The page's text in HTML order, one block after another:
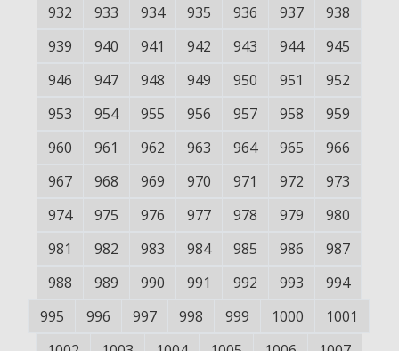
932
933 934 935 936 937
938
939
940 941 942 943 944
945
946
947 948 949 950 951
952
953
954 955 956 957 958
959
960
961 962 963 964 965
966
967
968 969 970 971 972
973
974
975 976 977 978 979
980
981
982 983 984 985 986
987
988
989 990 991 992 993
994
995
996 997 998 999 1000
1001